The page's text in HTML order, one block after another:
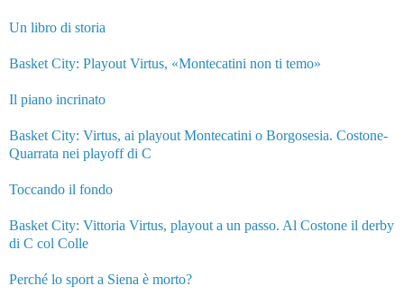
Un libro di storia
Basket City: Playout Virtus, «Montecatini non ti temo»
Il piano incrinato
Basket City: Virtus, ai playout Montecatini o Borgosesia. Costone-
Quarrata nei playoff di C
Toccando il fondo
Basket City: Vittoria Virtus, playout a un passo. Al Costone il derby
di C col Colle
Perché lo sport a Siena è morto?